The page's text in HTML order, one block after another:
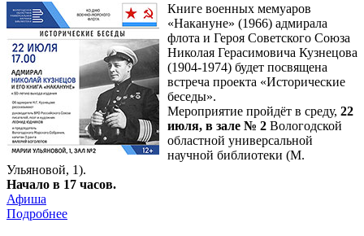
Книге военных мемуаров
«Накануне» (1966) адмирала
флота и Героя Советского Союза
Николая Герасимовича Кузнецова
(1904-1974) будет посвящена
встреча проекта «Исторические
беседы».
Мероприятие пройдёт в среду, 22
июля, в зале № 2 Вологодской
областной универсальной
научной библиотеки (М.
Ульяновой, 1).
Начало в 17 часов.
Афиша
Подробнее